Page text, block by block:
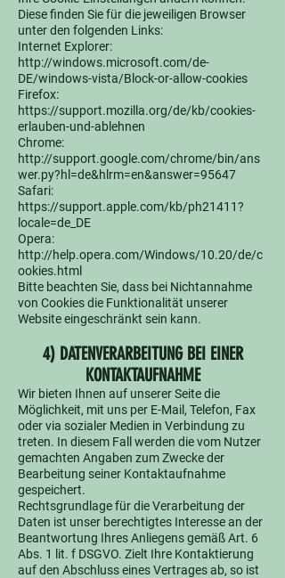
Diese finden Sie für die jeweiligen Browser
unter den folgenden Links:
Internet Explorer:
http://windows.microsoft.com/de-
DE/windows-vista/Block-or-allow-cookies
Firefox:
https://support.mozilla.org/de/kb/cookies-
erlauben-und-ablehnen
Chrome:
http://support.google.com/chrome/bin/ans
wer.py?hl=de&hlrm=en&answer=95647
Safari:
https://support.apple.com/kb/ph21411?
locale=de_DE
Opera:
http://help.opera.com/Windows/10.20/de/c
ookies.html
Bitte beachten Sie, dass bei Nichtannahme
von Cookies die Funktionalität unserer
Website eingeschränkt sein kann.
4) DATENVERARBEITUNG BEI EINER
KONTAKTAUFNAHME
Wir bieten Ihnen auf unserer Seite die
Möglichkeit, mit uns per E-Mail, Telefon, Fax
oder via sozialer Medien in Verbindung zu
treten. In diesem Fall werden die vom Nutzer
gemachten Angaben zum Zwecke der
Bearbeitung seiner Kontaktaufnahme
gespeichert.
Rechtsgrundlage für die Verarbeitung der
Daten ist unser berechtigtes Interesse an der
Beantwortung Ihres Anliegens gemäß Art. 6
Abs. 1 lit. f DSGVO. Zielt Ihre Kontaktierung
auf den Abschluss eines Vertrages ab, so ist